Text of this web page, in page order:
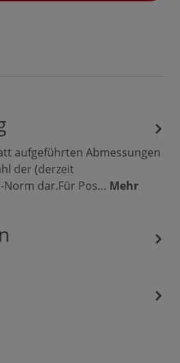
aufgeführten Abmessungen
der (derzeit
Norm dar.Für Pos… Mehr